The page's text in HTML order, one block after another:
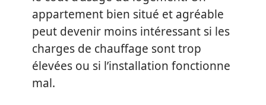
appartement bien situé et agréable
peut devenir moins intéressant si les
charges de chauffage sont trop
élevées ou si l’installation fonctionne
mal.